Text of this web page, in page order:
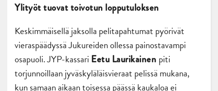
Ylityöt tuovat toivotun lopputuloksen
Keskimmäisellä jaksolla pelitapahtumat pyörivät
vieraspäädyssä Jukureiden ollessa painostavampi
osapuoli. JYP-kassari Eetu Laurikainen piti
torjunnoillaan jyväskyläläisvieraat pelissä mukana,
kun samaan aikaan toisessa päässä kaukaloa ei